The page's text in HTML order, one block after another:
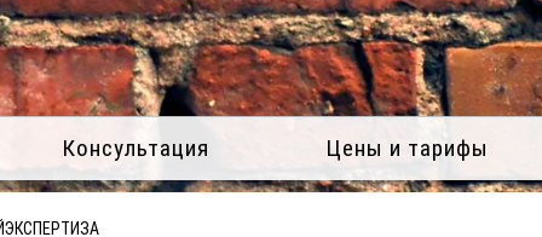
Консультация Цены и тарифы